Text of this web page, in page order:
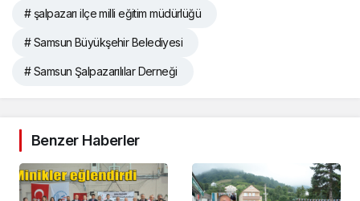
# şalpazarı ilçe milli eğitim müdürlüğü
# Samsun Büyükşehir Belediyesi
# Samsun Şalpazarılılar Derneği
Benzer Haberler